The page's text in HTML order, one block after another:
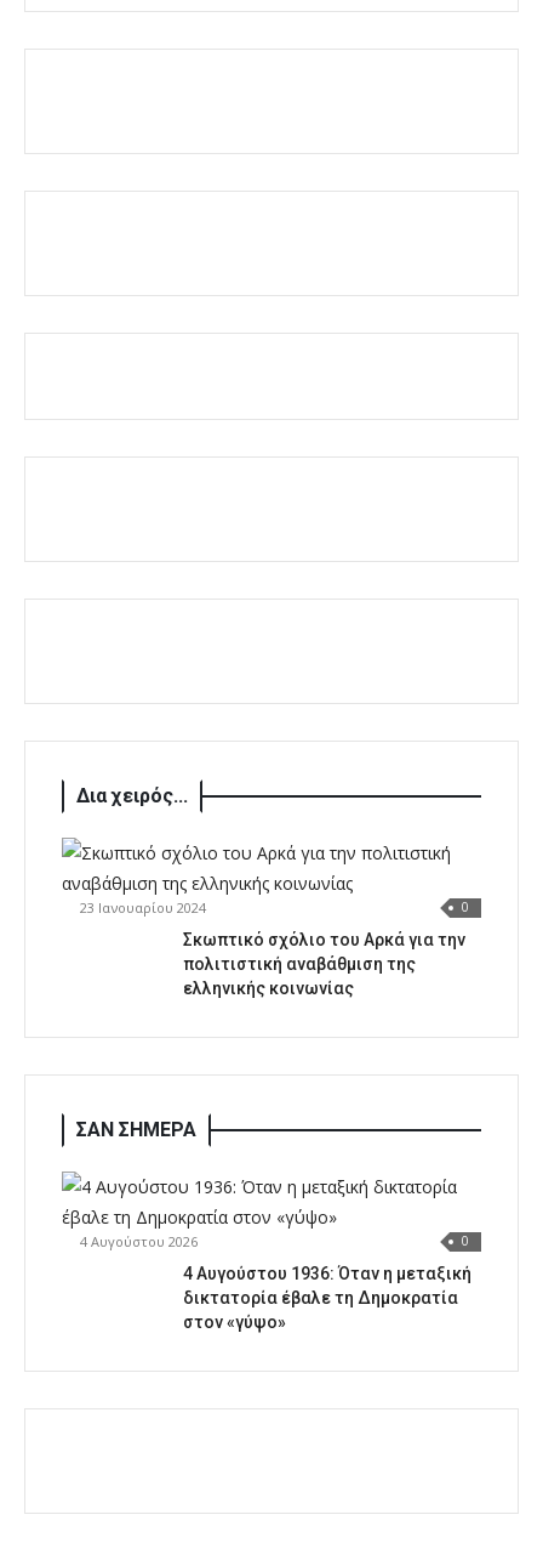
Δια χειρός...
23 Ιανουαρίου 2024 0
Σκωπτικό σχόλιο του Αρκά για την
πολιτιστική αναβάθμιση της
ελληνικής κοινωνίας
ΣΑΝ ΣΗΜΕΡΑ
4 Αυγούστου 2026 0
4 Αυγούστου 1936: Όταν η μεταξική
δικτατορία έβαλε τη Δημοκρατία
στον «γύψο»